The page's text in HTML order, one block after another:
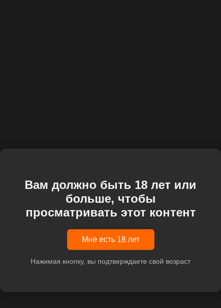
Вам должно быть 18 лет или
больше, чтобы
просматривать этот контент
Мне есть 18 лет
Нажимая кнопку, вы подтверждаете свой возраст